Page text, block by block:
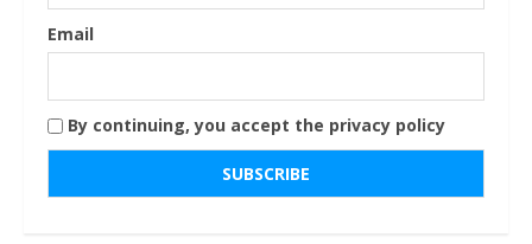
Email
By continuing, you accept the privacy policy